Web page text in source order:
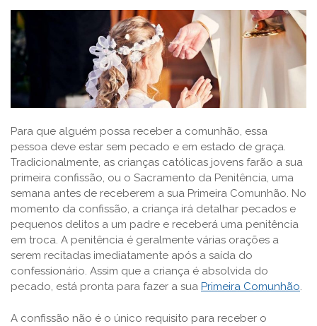
Para que alguém possa receber a comunhão, essa
pessoa deve estar sem pecado e em estado de graça.
Tradicionalmente, as crianças católicas jovens farão a sua
primeira confissão, ou o Sacramento da Penitência, uma
semana antes de receberem a sua Primeira Comunhão. No
momento da confissão, a criança irá detalhar pecados e
pequenos delitos a um padre e receberá uma penitência
em troca. A penitência é geralmente várias orações a
serem recitadas imediatamente após a saída do
confessionário. Assim que a criança é absolvida do
pecado, está pronta para fazer a sua Primeira Comunhão.
A confissão não é o único requisito para receber o